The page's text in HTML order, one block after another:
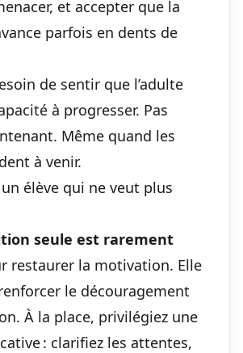
et accepter que la
parfois en dents de
de sentir que l’adulte
à progresser. Pas
Même quand les
à venir.
élève qui ne veut plus
seule est rarement
restaurer la motivation. Elle
le découragement
À la place, privilégiez une
: clarifiez les attentes,